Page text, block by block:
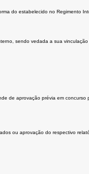
do estabelecido no Regimento
sendo vedada a sua
de aprovação prévia em
ou aprovação do respectivo